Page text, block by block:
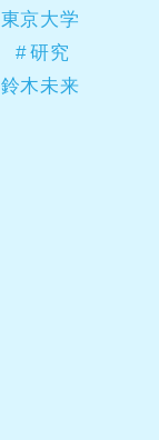
東京大学
研究
鈴木未来